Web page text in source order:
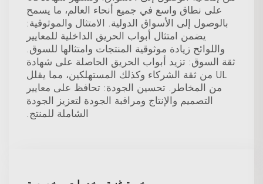
على نطاق واسع في جميع أنحاء العالم، ما يسمح
بالوصول إلى الأسواق الدولية. الامتثال والموثوقية:
يضمن امتثال أبواب الحريق الداخلية للمعايير
واللوائح زيادة موثوقية المنتجات وامتثالها للسوق.
ثقة السوق: تزيد أبواب الحريق الحاصلة على شهادة
UL من ثقة الشركاء وكذلك المستهلكين، مما يقلل
من المخاطر. تحسين الجودة: تحافظ على معايير
التصميم والإنتاج ومراقبة الجودة لتعزيز الجودة
الشاملة للمنتج.